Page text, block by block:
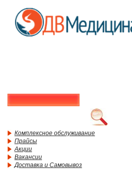
Комплексное обслуживание
Прайсы
Акции
Вакансии
Доставка и Самовывоз